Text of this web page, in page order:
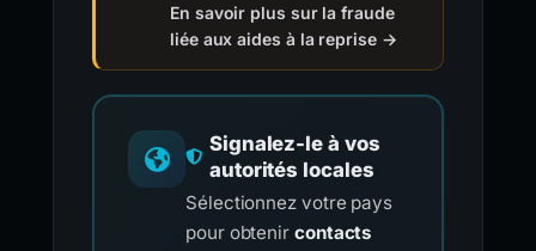
En savoir plus sur la fraude
liée aux aides à la reprise →
Signalez-le à vos
autorités locales
Sélectionnez votre pays
pour obtenir contacts